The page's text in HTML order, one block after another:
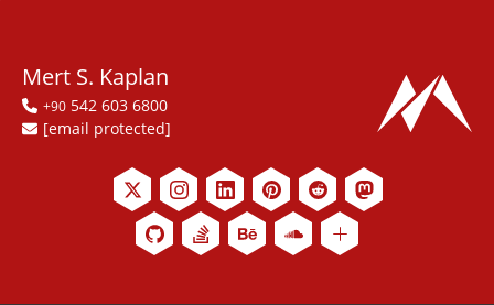
Mert S. Kaplan
+90 542 603 6800
[email protected]